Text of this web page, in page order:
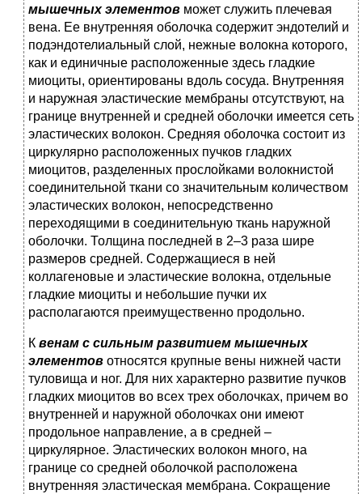
мышечных элементов может служить плечевая
вена. Ее внутренняя оболочка содержит эндотелий и
подэндотелиальный слой, нежные волокна которого,
как и единичные расположенные здесь гладкие
миоциты, ориентированы вдоль сосуда. Внутренняя
и наружная эластические мембраны отсутствуют, на
границе внутренней и средней оболочки имеется сеть
эластических волокон. Средняя оболочка состоит из
циркулярно расположенных пучков гладких
миоцитов, разделенных прослойками волокнистой
соединительной ткани со значительным количеством
эластических волокон, непосредственно
переходящими в соединительную ткань наружной
оболочки. Толщина последней в 2–3 раза шире
размеров средней. Содержащиеся в ней
коллагеновые и эластические волокна, отдельные
гладкие миоциты и небольшие пучки их
располагаются преимущественно продольно.
К венам с сильным развитием мышечных
элементов относятся крупные вены нижней части
туловища и ног. Для них характерно развитие пучков
гладких миоцитов во всех трех оболочках, причем во
внутренней и наружной оболочках они имеют
продольное направление, а в средней –
циркулярное. Эластических волокон много, на
границе со средней оболочкой расположена
внутренняя эластическая мембрана. Сокращение